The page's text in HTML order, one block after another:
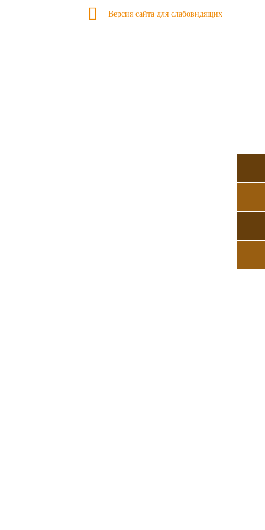
Версия сайта для слабовидящих